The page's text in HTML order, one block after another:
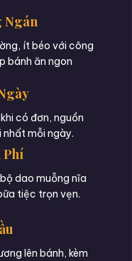
Ngán
ít béo với công
bánh ăn ngon
có đơn, nguồn
nhất mỗi ngày.
Phí
dao muỗng nĩa
tiệc trọn vẹn.
lên bánh, kèm